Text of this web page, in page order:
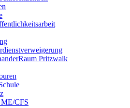
Pritzwalk
CFS